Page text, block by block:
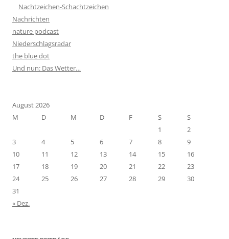
Nachtzeichen-Schachtzeichen
Nachrichten
nature podcast
Niederschlagsradar
the blue dot
Und nun: Das Wetter…
August 2026
M
D M D F S
S
1
2
3
4 5 6 7 8
9
10
11 12 13 14 15
16
17
18 19 20 21 22
23
24
25 26 27 28 29
30
31
« Dez.